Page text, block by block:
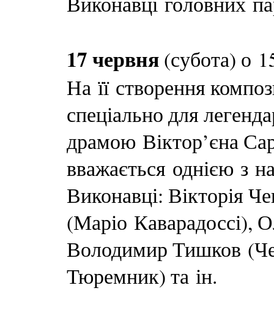
17 червня (субота) о
На її створення
спеціально для
драмою Віктор’єна
вважається однією з
Виконавці: Вікторія
(Маріо Каварадоссі),
Володимир Тишков
Тюремник) та ін.